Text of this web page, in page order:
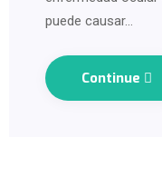
puede causar…
Continue